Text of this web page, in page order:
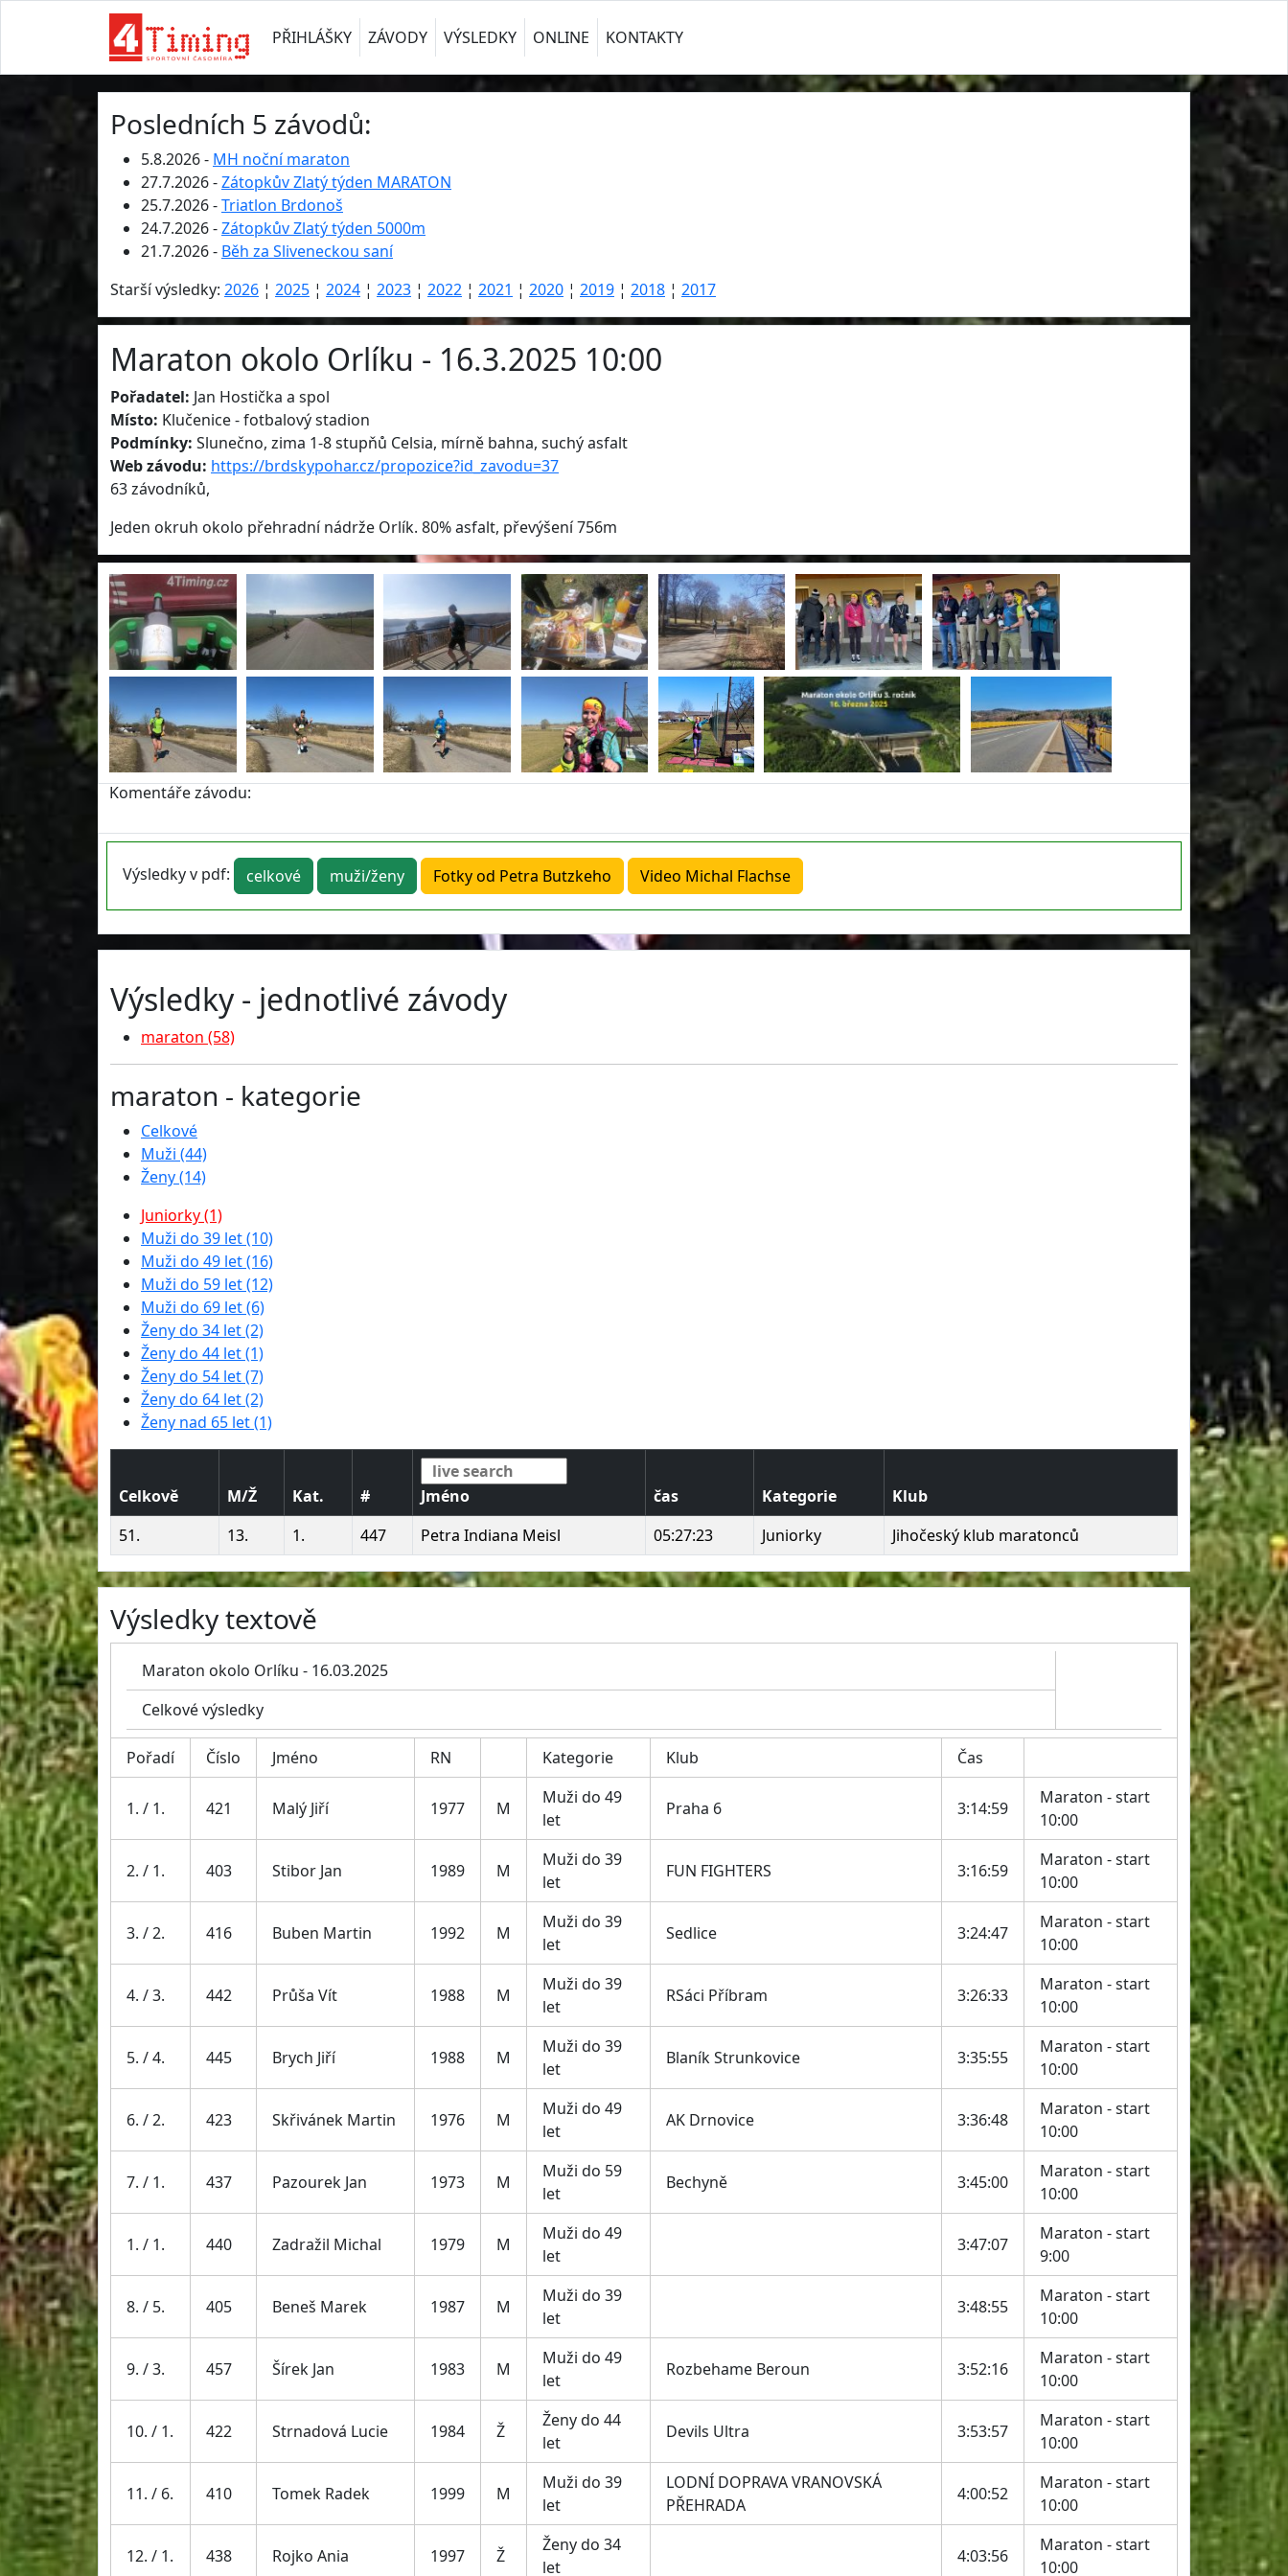
PŘIHLÁŠKY ZÁVODY VÝSLEDKY ONLINE KONTAKTY
Posledních 5 závodů:
5.8.2026 - MH noční maraton
27.7.2026 -Zátopkův Zlatý týden MARATON
25.7.2026 -Triatlon Brdonoš
24.7.2026 -Zátopkův Zlatý týden 5000m
21.7.2026 - Běh za Sliveneckou saní
Starší výsledky: 2026 ¦ 2025 ¦ 2024 ¦ 2023 ¦ 2022 ¦ 2021 ¦ 2020 ¦ 2019 ¦ 2018 ¦ 2017
Maraton okolo Orlíku - 16.3.2025 10:00
Pořadatel: Jan Hostička a spol
Místo: Klučenice - fotbalový stadion
Podmínky: Slunečno, zima 1-8 stupňů Celsia, mírně bahna, suchý asfalt
Web závodu: https://brdskypohar.cz/propozice?id_zavodu=37
63 závodníků,
Jeden okruh okolo přehradní nádrže Orlík. 80% asfalt, převýšení 756m
Komentáře závodu:
Výsledky v pdf: celkové muži/ženy Fotky od Petra Butzkeho Video Michal Flachse
Výsledky - jednotlivé závody
maraton (58)
maraton - kategorie
Celkové
Muži (44)
Ženy (14)
Juniorky (1)
Muži do 39 let (10)
Muži do 49 let (16)
Muži do 59 let (12)
Muži do 69 let (6)
Ženy do 34 let (2)
Ženy do 44 let (1)
Ženy do 54 let (7)
Ženy do 64 let (2)
Ženy nad 65 let (1)
Celkově M/Ž Kat. # Jméno čas Kategorie
Klub
51.
13. 1. 447 Petra Indiana Meisl 05:27:23 Juniorky Jihočeský klub maratonců
Výsledky textově
Maraton okolo Orlíku - 16.03.2025
Celkové výsledky
Pořadí Číslo Jméno RN Kategorie Klub Čas
1. / 1. 421 Malý Jiří 1977 M
Muži do 49
let
Praha 6 3:14:59
Maraton - start
10:00
2. / 1. 403 Stibor Jan 1989 M
Muži do 39
let
FUN FIGHTERS 3:16:59
Maraton - start
10:00
3. / 2. 416 Buben Martin 1992 M
Muži do 39
let
Sedlice 3:24:47
Maraton - start
10:00
4. / 3. 442 Průša Vít 1988 M
Muži do 39
let
RSáci Příbram 3:26:33
Maraton - start
10:00
5. / 4. 445 Brych Jiří 1988 M
Muži do 39
let
Blaník Strunkovice 3:35:55
Maraton - start
10:00
6. / 2. 423 Skřivánek Martin 1976 M
Muži do 49
let
AK Drnovice 3:36:48
Maraton - start
10:00
7. / 1. 437 Pazourek Jan 1973 M
Muži do 59
let
Bechyně 3:45:00
Maraton - start
10:00
1. / 1. 440 Zadražil Michal 1979 M
Muži do 49
let
3:47:07
Maraton - start
9:00
8. / 5. 405 Beneš Marek 1987 M
Muži do 39
let
3:48:55
Maraton - start
10:00
9. / 3. 457 Šírek Jan 1983 M
Muži do 49
let
Rozbehame Beroun 3:52:16
Maraton - start
10:00
10. / 1. 422 Strnadová Lucie 1984 Ž
Ženy do 44
let
Devils Ultra 3:53:57
Maraton - start
10:00
11. / 6. 410 Tomek Radek 1999 M
Muži do 39
let
LODNÍ DOPRAVA VRANOVSKÁ
PŘEHRADA
4:00:52
Maraton - start
10:00
12. / 1. 438 Rojko Ania 1997 Ž
Ženy do 34
let
4:03:56
Maraton - start
10:00